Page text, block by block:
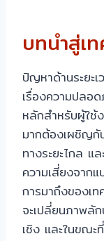
บทนำสู่เ
ปัญหาด้านระยะ
เรื่องความปลอ
หลักสำหรับผู้ใช้
มากต้องเผชิญกั
ทางระยะไกล แ
ความเสี่ยงจาก
การมาถึงของเ
จะเปลี่ยนภาพลั
เชิง และในขณะ